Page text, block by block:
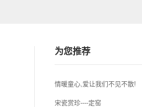
为您推荐
情暖童心,爱让我们不见不散!
宋瓷赏珍----定窑